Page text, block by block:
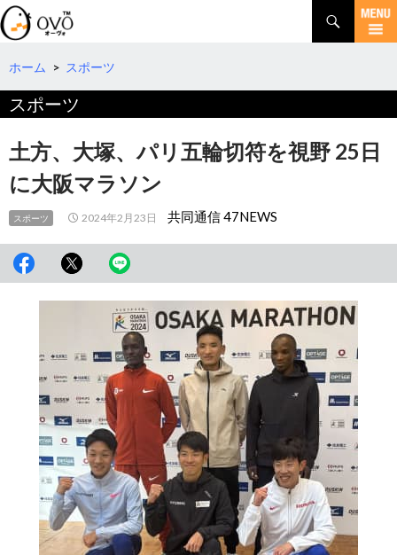
検
索
コ
テ
へ
動
ホーム > スポーツ
スポーツ
土方、大塚、パリ五輪切符を視野 25日
に大阪マラソン
スポーツ 2024年2月23日 共同通信 47NEWS